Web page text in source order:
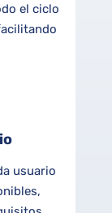
el ciclo
usuario